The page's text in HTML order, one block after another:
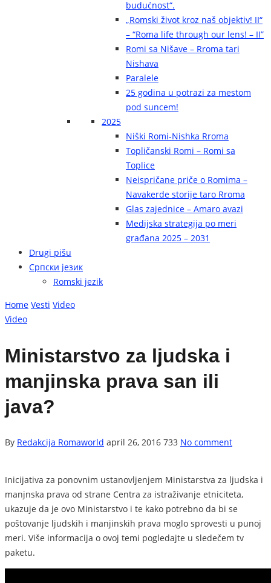
budućnost“.
„Romski život kroz naš objektiv! II“
– “Roma life through our lens! – II”
Romi sa Nišave – Rroma tari
Nishava
Paralele
25 godina u potrazi za mestom
pod suncem!
2025
Niški Romi-Nishka Rroma
Topličanski Romi – Romi sa
Toplice
Neispričane priče o Romima –
Navakerde storije taro Rroma
Glas zajednice – Amaro avazi
Medijska strategija po meri
građana 2025 – 2031
Drugi pišu
Српски језик
Romski jezik
Home Vesti Video
Video
Ministarstvo za ljudska i
manjinska prava san ili
java?
By Redakcija Romaworld april 26, 2016 733 No comment
Inicijativa za ponovnim ustanovljenjem Ministarstva za ljudska i
manjnska prava od strane Centra za istraživanje etniciteta,
ukazuje da je ovo Ministarstvo i te kako potrebno da bi se
poštovanje ljudskih i manjinskih prava moglo sprovesti u punoj
meri. Više informacija o ovoj temi pogledajte u sledečem tv
paketu.